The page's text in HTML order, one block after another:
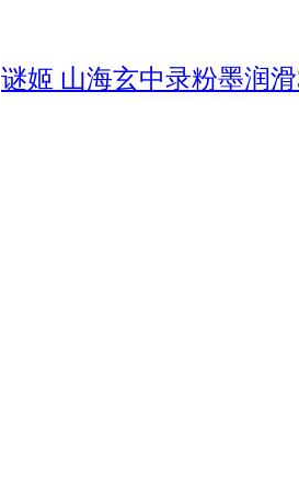
谜姬 山海玄中录粉墨润